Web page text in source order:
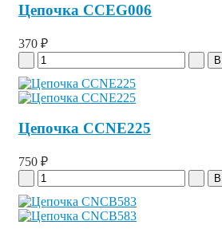
Цепочка CCEG006
370 ₽
Цепочка CCNE225
750 ₽